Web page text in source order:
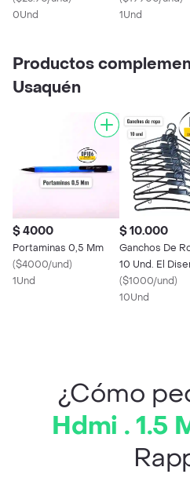
0Und
1Und
Productos
Usaquén
$ 4000
Portaminas 0,5 Mm
($4000/und)
1Und
$ 10.000
Ganchos De
10 Und. El
Gancho Puede
Respetando La
($1000/und)
10Und
¿Cómo
Hdmi . 1.5